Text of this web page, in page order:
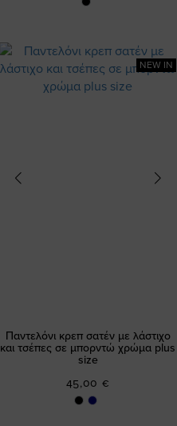
NEW IN
Παντελόνι κρεπ σατέν με λάστιχο
και τσέπες σε μπορντώ χρώμα plus
size
45,00 €